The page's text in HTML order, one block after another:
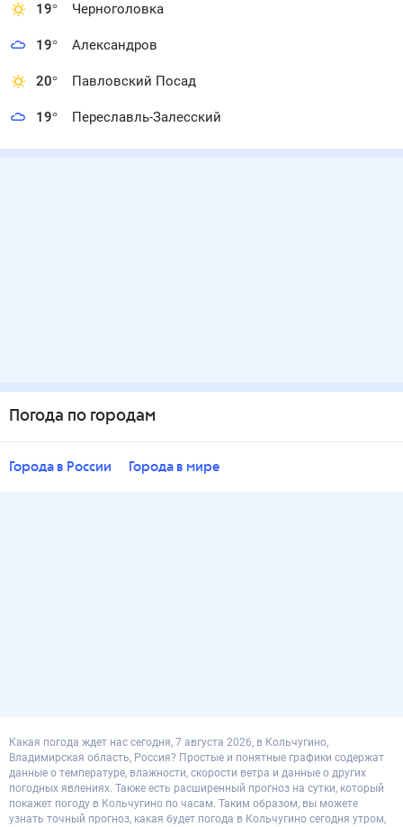
19° Черноголовка
19° Александров
20° Павловский Посад
19° Переславль-Залесский
Погода по городам
Города в России Города в мире
Какая погода ждет нас сегодня, 7 августа 2026, в Кольчугино,
Владимирская область, Россия? Простые и понятные графики содержат
данные о температуре, влажности, скорости ветра и данные о других
погодных явлениях. Также есть расширенный прогноз на сутки, который
покажет погоду в Кольчугино по часам. Таким образом, вы можете
узнать точный прогноз, какая будет погода в Кольчугино сегодня утром,